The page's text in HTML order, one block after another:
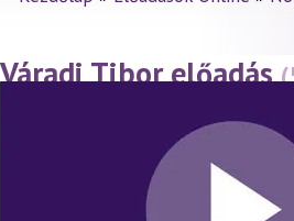
Váradi Tibor előadás